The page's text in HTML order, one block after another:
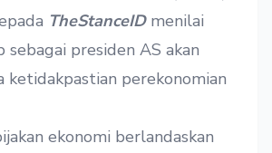
TheStanceID menilai
sebagai presiden AS akan
ketidakpastian perekonomian
ekonomi berlandaskan